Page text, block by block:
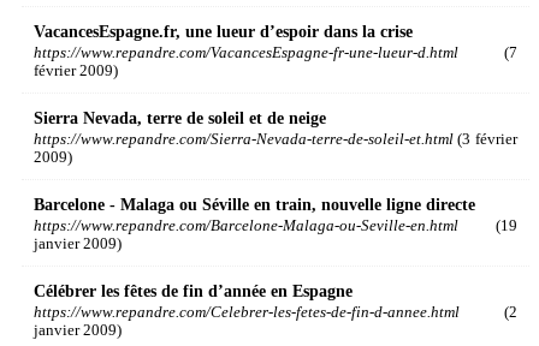
VacancesEspagne.fr, une lueur d’espoir dans la crise
https://www.repandre.com/VacancesEspagne-fr-une-lueur-d.html (7
février 2009)
Sierra Nevada, terre de soleil et de neige
https://www.repandre.com/Sierra-Nevada-terre-de-soleil-et.html (3 février
2009)
Barcelone - Malaga ou Séville en train, nouvelle ligne directe
https://www.repandre.com/Barcelone-Malaga-ou-Seville-en.html (19
janvier 2009)
Célébrer les fêtes de fin d’année en Espagne
https://www.repandre.com/Celebrer-les-fetes-de-fin-d-annee.html (2
janvier 2009)